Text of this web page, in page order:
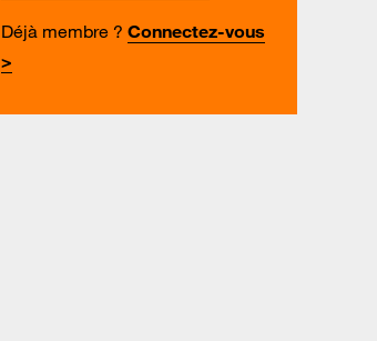
Déjà membre ? Connectez-vous
>